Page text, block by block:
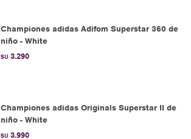
Championes adidas Adifom Superstar 360 de
niño - White
$U 3.290
Championes adidas Originals Superstar II de
niño - White
$U 3.990